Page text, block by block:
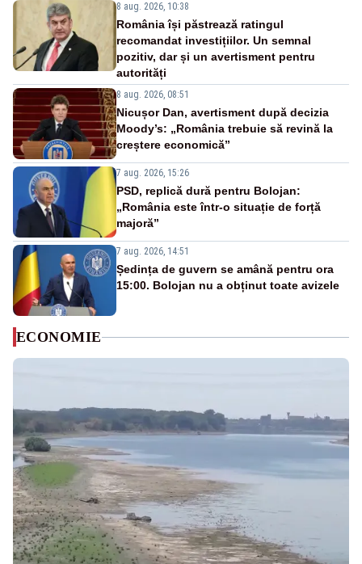
8 aug. 2026, 10:38
România își păstrează ratingul
recomandat investițiilor. Un semnal
pozitiv, dar și un avertisment pentru
autorități
8 aug. 2026, 08:51
Nicușor Dan, avertisment după decizia
Moody’s: „România trebuie să revină la
creștere economică”
7 aug. 2026, 15:26
PSD, replică dură pentru Bolojan:
„România este într-o situație de forță
majoră”
7 aug. 2026, 14:51
Ședința de guvern se amână pentru ora
15:00. Bolojan nu a obținut toate avizele
ECONOMIE